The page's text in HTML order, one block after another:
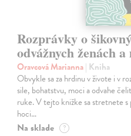
Rozprávky o
odvážnych ženách
Oravcová Marianna| Kniha
Obvykle sa za hrdinu v živote i v
sile, bohatstvu, moci a odvahe
ruke. V tejto knižke sa stretnete
hoci…
Na sklade ?